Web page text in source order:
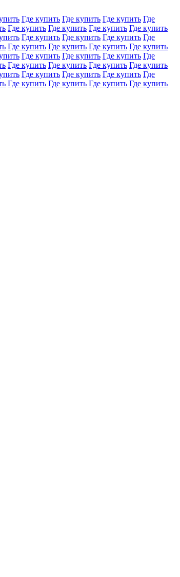
Где купить Где купить Где купить Где
Где купить Где купить Где купить Где купить
Где купить Где купить Где купить Где
Где купить Где купить Где купить Где купить
Где купить Где купить Где купить Где
Где купить Где купить Где купить Где купить
Где купить Где купить Где купить Где
Где купить Где купить Где купить Где купить